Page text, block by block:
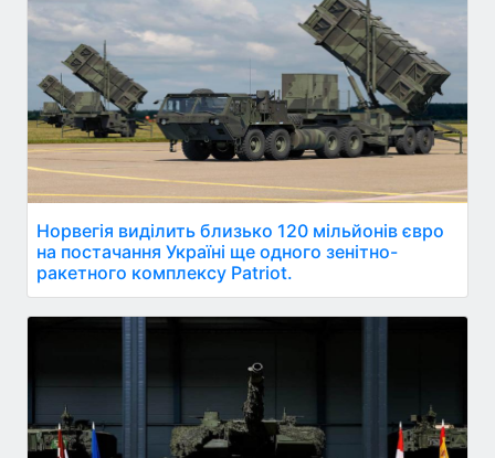
Норвегія виділить близько 120 мільйонів євро
на постачання Україні ще одного зенітно-
ракетного комплексу Patriot.